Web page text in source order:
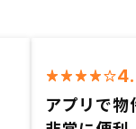
アプリで